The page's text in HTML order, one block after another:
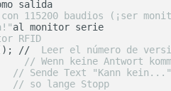
115200 baudios (¡ser
al monitor serie
RFID
//
Leer el número de
{
// Wenn keine Antwort
// Sende Text "Kann
// so lange Stopp